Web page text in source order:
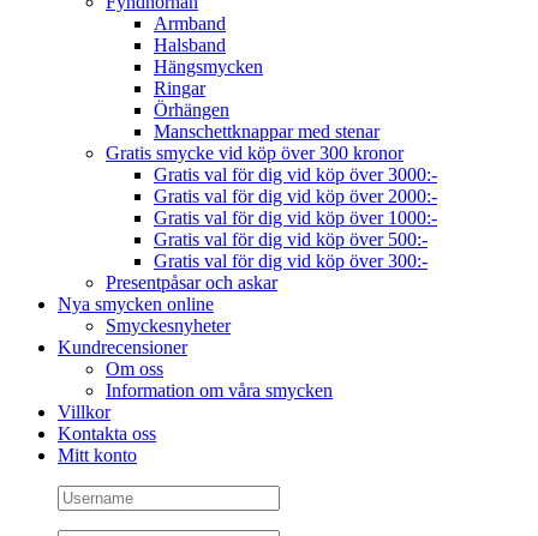
Armband
Halsband
Hängsmycken
Ringar
Örhängen
Manschettknappar med stenar
Gratis smycke vid köp över 300 kronor
Gratis val för dig vid köp över 3000:-
Gratis val för dig vid köp över 2000:-
Gratis val för dig vid köp över 1000:-
Gratis val för dig vid köp över 500:-
Gratis val för dig vid köp över 300:-
Presentpåsar och askar
Nya smycken online
Smyckesnyheter
Kundrecensioner
Om oss
Information om våra smycken
Villkor
Kontakta oss
Mitt konto